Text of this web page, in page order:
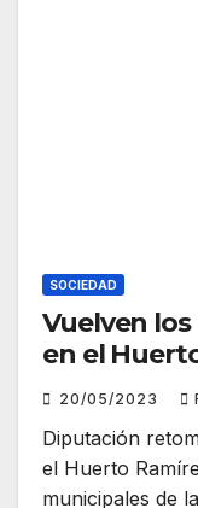
SOCIEDAD
Vuelven
en el
20/05/2023
Diputación
el Huerto
municipales de